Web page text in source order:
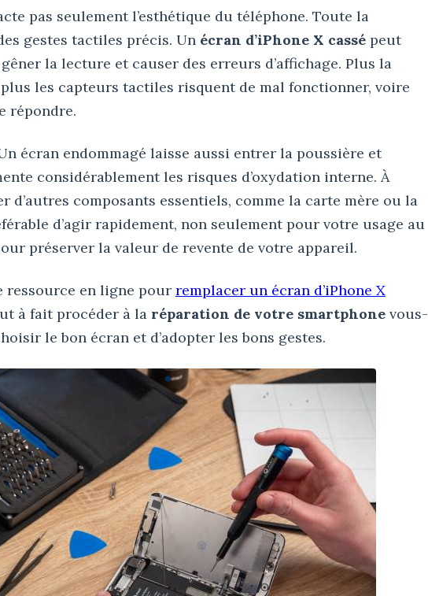
pas seulement l’esthétique du téléphone. Toute la
gestes tactiles précis. Un écran d’iPhone X cassé peut
la lecture et causer des erreurs d’affichage. Plus la
les capteurs tactiles risquent de mal fonctionner, voire
répondre.
écran endommagé laisse aussi entrer la poussière et
considérablement les risques d’oxydation interne. À
d’autres composants essentiels, comme la carte mère ou la
d’agir rapidement, non seulement pour votre usage au
préserver la valeur de revente de votre appareil.
ressource en ligne pour remplacer un écran d’iPhone X
à fait procéder à la réparation de votre smartphone vous-
le bon écran et d’adopter les bons gestes.